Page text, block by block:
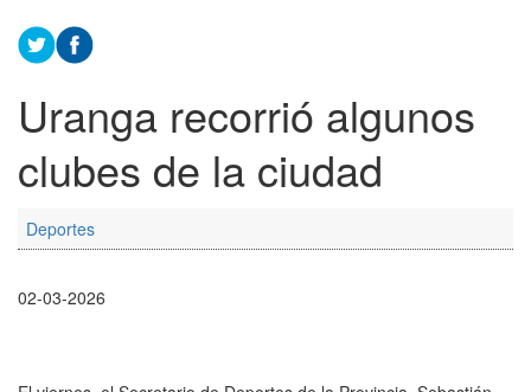
Uranga recorrió algunos
clubes de la ciudad
Deportes
02-03-2026